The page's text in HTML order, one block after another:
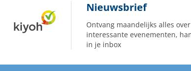
Nieuwsbrief
Ontvang maandelijks alles
interessante evenementen,
in je inbox